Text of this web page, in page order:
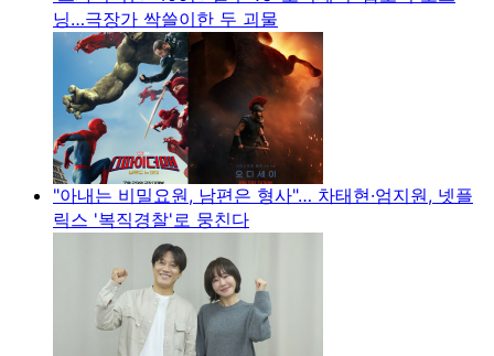
닝…극장가 싹쓸이한 두 괴물
"아내는 비밀요원, 남편은 형사"… 차태현·엄지원, 넷플
릭스 '복직경찰'로 뭉친다